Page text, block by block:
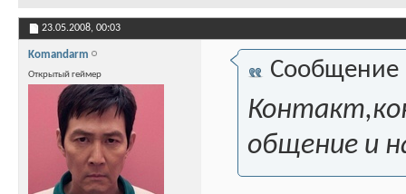
23.05.2008, 00:03
Komandarm
Открытый геймер Сообщение
общение и